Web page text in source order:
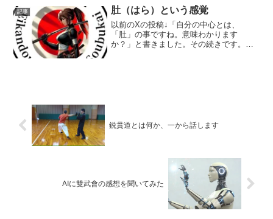
いました。これまで使ってい...
記事 肚（はら）という感覚
以前のXの投稿↓「自分の中心とは、
「肚」の事ですね。意味わかります
か？」と書きました。その続きです。肚
鋭貫道とは何か、一から話します
AIに雙武會の感想を聞いてみた